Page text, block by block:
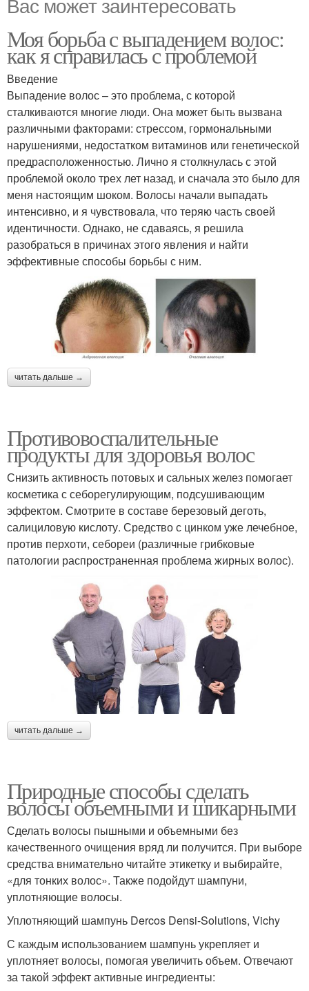
Моя борьба с выпадением волос:
как я справилась с проблемой
Введение
Выпадение волос – это проблема, с которой
сталкиваются многие люди. Она может быть вызвана
различными факторами: стрессом, гормональными
нарушениями, недостатком витаминов или генетической
предрасположенностью. Лично я столкнулась с этой
проблемой около трех лет назад, и сначала это было для
меня настоящим шоком. Волосы начали выпадать
интенсивно, и я чувствовала, что теряю часть своей
идентичности. Однако, не сдаваясь, я решила
разобраться в причинах этого явления и найти
эффективные способы борьбы с ним.
читать дальше →
Противовоспалительные
продукты для здоровья волос
Снизить активность потовых и сальных желез помогает
косметика с себорегулирующим, подсушивающим
эффектом. Смотрите в составе березовый деготь,
салициловую кислоту. Средство с цинком уже лечебное,
против перхоти, себореи (различные грибковые
патологии распространенная проблема жирных волос).
читать дальше →
Природные способы сделать
волосы объемными и шикарными
Сделать волосы пышными и объемными без
качественного очищения вряд ли получится. При выборе
средства внимательно читайте этикетку и выбирайте,
«для тонких волос». Также подойдут шампуни,
уплотняющие волосы.
Уплотняющий шампунь Dercos Densi-Solutions, Vichy
С каждым использованием шампунь укрепляет и
уплотняет волосы, помогая увеличить объем. Отвечают
за такой эффект активные ингредиенты: